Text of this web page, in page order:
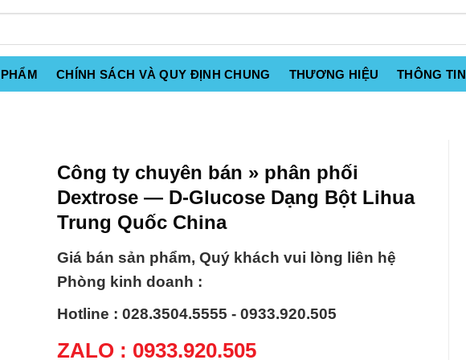
CHÍNH SÁCH VÀ QUY ĐỊNH CHUNG THƯƠNG HIỆU THÔNG TIN
Công ty chuyên bán » phân phối
Dextrose — D-Glucose Dạng Bột Lihua
Trung Quốc China
Giá bán sản phẩm, Quý khách vui lòng liên hệ
Phòng kinh doanh :
Hotline : 028.3504.5555 - 0933.920.505
ZALO : 0933.920.505